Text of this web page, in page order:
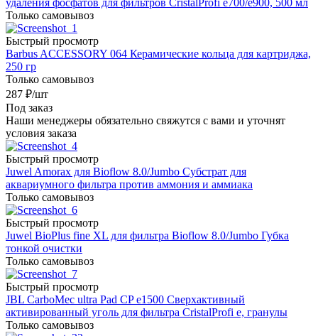
Только самовывоз
Быстрый просмотр
Barbus ACCESSORY 064 Керамические кольца для картриджа,
250 гр
Только самовывоз
287 ₽/шт
Под заказ
Наши менеджеры обязательно свяжутся с вами и уточнят
условия заказа
Быстрый просмотр
Juwel Amorax для Bioflow 8.0/Jumbo Субстрат для
аквариумного фильтра против аммония и аммиака
Только самовывоз
Быстрый просмотр
Juwel BioPlus fine XL для фильтра Bioflow 8.0/Jumbo Губка
тонкой очистки
Только самовывоз
Быстрый просмотр
JBL CarboMec ultra Pad CP e1500 Сверхактивный
активированный уголь для фильтра CristalProfi е, гранулы
Только самовывоз